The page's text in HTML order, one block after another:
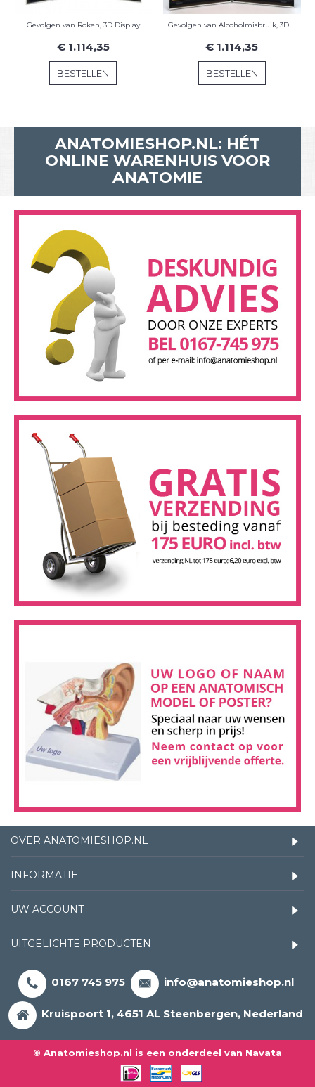
Gevolgen van Roken, 3D Display
€ 1.114,35
BESTELLEN
€ 1.114,35
BESTELLEN
ANATOMIESHOP.NL: HÉT
ONLINE WARENHUIS VOOR
ANATOMIE
OVER ANATOMIESHOP.NL
INFORMATIE
UW ACCOUNT
UITGELICHTE PRODUCTEN
0167 745 975 info@anatomieshop.nl
Kruispoort 1, 4651 AL Steenbergen, Nederland
© Anatomieshop.nl is een onderdeel van Navata